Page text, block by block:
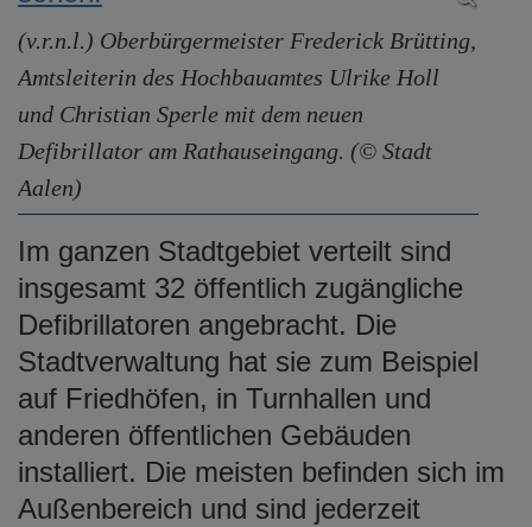
(v.r.n.l.) Oberbürgermeister Frederick Brütting,
Amtsleiterin des Hochbauamtes Ulrike Holl
und Christian Sperle mit dem neuen
Defibrillator am Rathauseingang. (© Stadt
Aalen)
Im ganzen Stadtgebiet verteilt sind
insgesamt 32 öffentlich zugängliche
Defibrillatoren angebracht. Die
Stadtverwaltung hat sie zum Beispiel
auf Friedhöfen, in Turnhallen und
anderen öffentlichen Gebäuden
installiert. Die meisten befinden sich im
Außenbereich und sind jederzeit